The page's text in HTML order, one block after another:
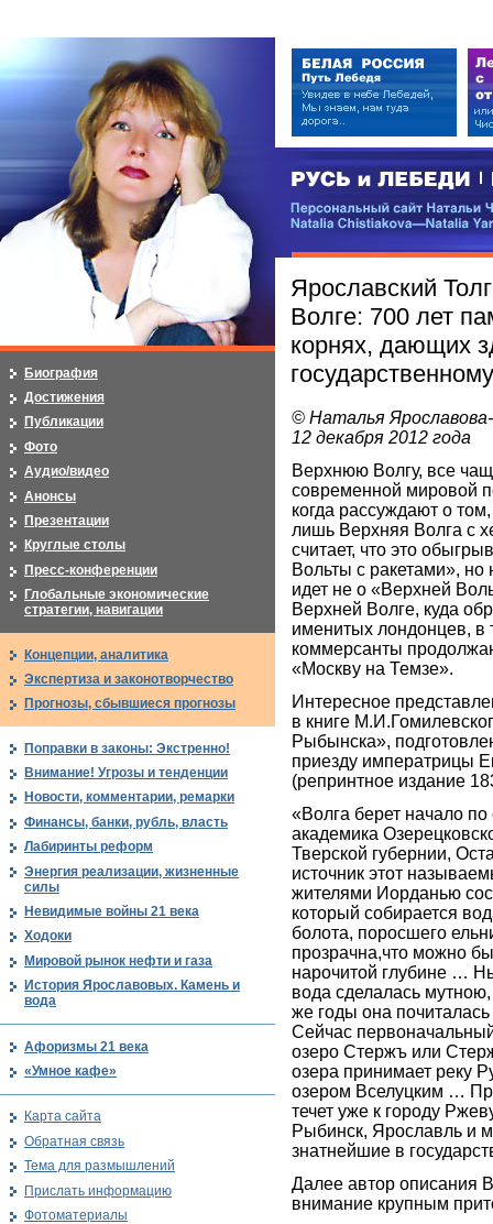
РУСЬ и ЛЕБЕДИ | RUSI —
Персональный сайт Натальи
Ярославский
Волге: 700 лет
корнях, дающих
© Наталья
12 декабря 2012 года
Верхнюю Волгу, все
современной мировой
когда рассуждают о
лишь Верхняя Волга с
считает, что это
Вольты с ракетами», но
идет не о «Верхней
Верхней Волге, куда
именитых лондонцев, в
коммерсанты
«Москву на Темзе».
Интересное
в книге
Рыбынска»,
приезду императрицы
(репринтное издание
«Волга берет начало по
академика
Тверской губернии,
источник этот
жителями Иорданью
который собирается
болота, поросшего
прозрачна,что можно
нарочитой глубине …
вода сделалась
же годы она
Сейчас
озеро Стержъ или
озера принимает реку
озером Вселуцким …
течет уже к городу
Рыбинск, Ярославль и
знатнейшие в
Далее автор описания
внимание крупным
Биография
Достижения
Публикации
Фото
Аудио/видео
Анонсы
Презентации
Круглые столы
Пресс-конференции
Глобальные экономические
стратегии, навигации
Концепции, аналитика
Экспертиза и законотворчество
Прогнозы, сбывшиеся прогнозы
Поправки в законы: Экстренно!
Внимание! Угрозы и тенденции
Новости, комментарии, ремарки
Финансы, банки, рубль, власть
Лабиринты реформ
Энергия реализации, жизненные
силы
Невидимые войны 21 века
Ходоки
Мировой рынок нефти и газа
История Ярославовых. Камень и
вода
Афоризмы 21 века
«Умное кафе»
Карта сайта
Обратная связь
Тема для размышлений
Прислать информацию
Фотоматериалы